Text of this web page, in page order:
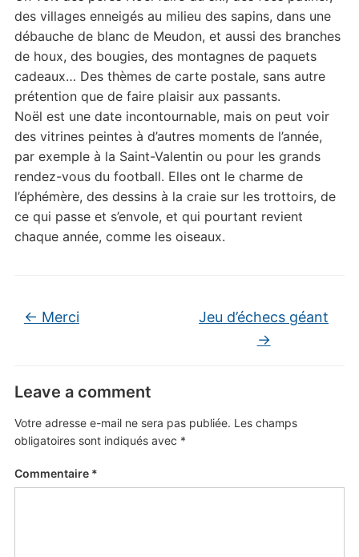
des villages enneigés au milieu des sapins, dans une
débauche de blanc de Meudon, et aussi des branches
de houx, des bougies, des montagnes de paquets
cadeaux… Des thèmes de carte postale, sans autre
prétention que de faire plaisir aux passants.
Noël est une date incontournable, mais on peut voir
des vitrines peintes à d’autres moments de l’année,
par exemple à la Saint-Valentin ou pour les grands
rendez-vous du football. Elles ont le charme de
l’éphémère, des dessins à la craie sur les trottoirs, de
ce qui passe et s’envole, et qui pourtant revient
chaque année, comme les oiseaux.
← Merci
Jeu d’échecs géant
→
Leave a comment
Votre adresse e-mail ne sera pas publiée. Les champs
obligatoires sont indiqués avec *
Commentaire *